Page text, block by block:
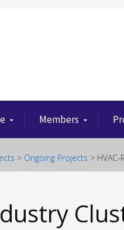
Members
> Ongoing Projects >